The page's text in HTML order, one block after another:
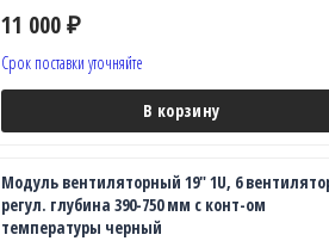
11 000 ₽
Срок поставки уточняйте
В корзину
Модуль вентиляторный 19" 1U, 6
регул. глубина 390-750 мм с конт-ом
температуры черный